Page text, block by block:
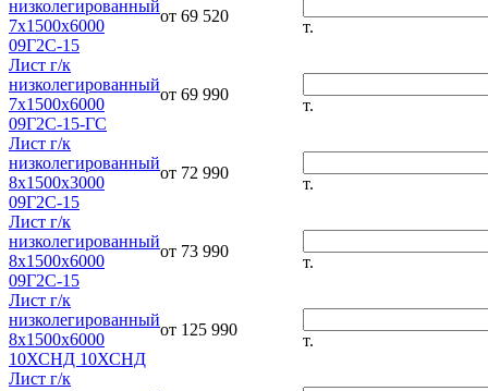
низколегированный
7х1500х6000
09Г2С-15
от 69 520
т.
Лист г/к
низколегированный
7х1500х6000
09Г2С-15-ГС
от 69 990
т.
Лист г/к
низколегированный
8х1500х3000
09Г2С-15
от 72 990
т.
Лист г/к
низколегированный
8х1500х6000
09Г2С-15
от 73 990
т.
Лист г/к
низколегированный
8х1500х6000
10ХСНД 10ХСНД
от 125 990
т.
Лист г/к